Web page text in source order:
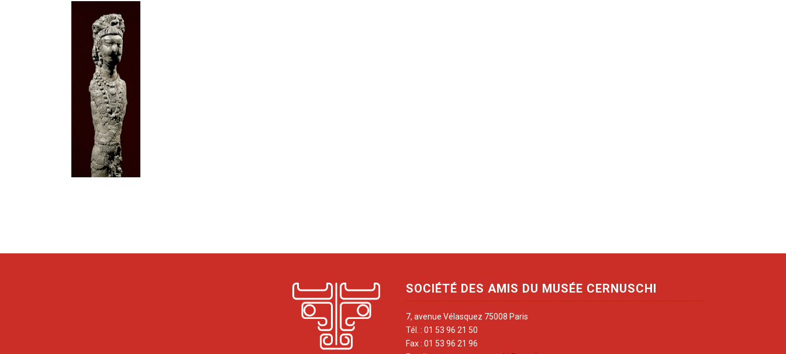
SOCIÉTÉ DES AMIS DU MUSÉE CERNUSCHI
7, avenue Vélasquez 75008 Paris
Tél. : 01 53 96 21 50
Fax : 01 53 96 21 96